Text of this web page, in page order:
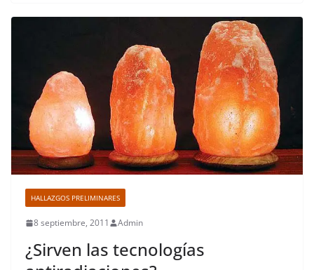
HALLAZGOS PRELIMINARES
8 septiembre, 2011 Admin
¿Sirven las tecnologías